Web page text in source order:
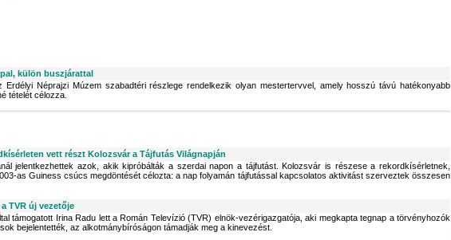
külön buszjárattal
Néprajzi Múzem szabadtéri részlege rendelkezik olyan mestertervvel, amely hosszú távú hatékonyabb
tételét célozza.
vett részt Kolozsvár a Tájfutás Világnapján
jelentkezhettek azok, akik kipróbálták a szerdai napon a tájfutást. Kolozsvár is részese a rekordkísérletnek,
as Guiness csúcs megdöntését célozta: a nap folyamán tájfutással kapcsolatos aktivitást szerveztek összesen
TVR új vezetője
támogatott Irina Radu lett a Román Televízió (TVR) elnök-vezérigazgatója, aki megkapta tegnap a törvényhozók
bejelentették, az alkotmánybíróságon támadják meg a kinevezést.